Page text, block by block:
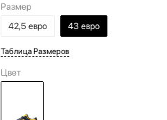
Размер
42,5 евро
43 евро
Таблица Размеров
Цвет